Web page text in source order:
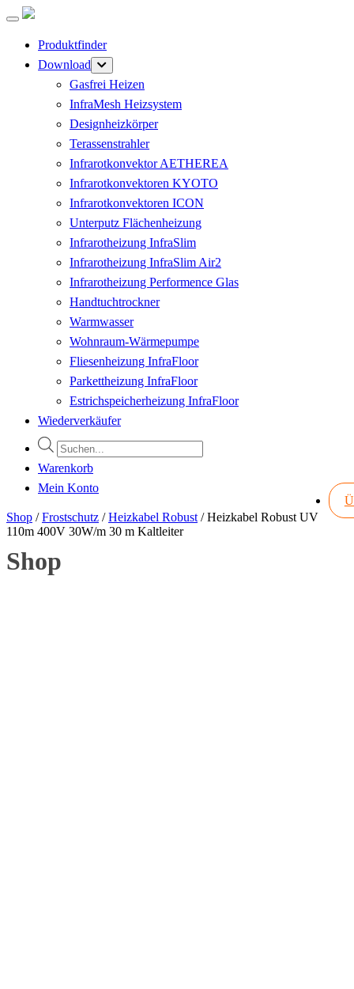
Produktfinder
Download
Gasfrei Heizen
InfraMesh Heizsystem
Designheizkörper
Terassenstrahler
Infrarotkonvektor AETHEREA
Infrarotkonvektoren KYOTO
Infrarotkonvektoren ICON
Unterputz Flächenheizung
Infrarotheizung InfraSlim
Infrarotheizung InfraSlim Air2
Infrarotheizung Performence Glas
Handtuchtrockner
Warmwasser
Wohnraum-Wärmepumpe
Fliesenheizung InfraFloor
Parkettheizung InfraFloor
Estrichspeicherheizung InfraFloor
Wiederverkäufer
Products
search
Warenkorb
Mein Konto
Shop /Frostschutz /Heizkabel Robust /Heizkabel Robust UV
110m 400V 30W/m 30 m Kaltleiter
Shop